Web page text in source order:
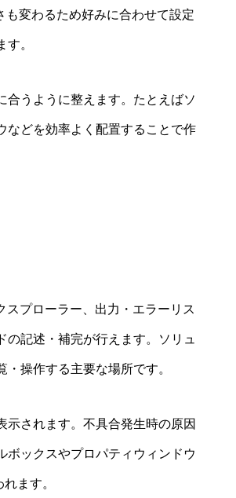
変わるため好みに合わせて設定
。
合うように整えます。たとえばソ
などを効率よく配置することで作
プローラー、出力・エラーリス
の記述・補完が行えます。ソリュ
操作する主要な場所です。
されます。不具合発生時の原因
ボックスやプロパティウィンドウ
ます。